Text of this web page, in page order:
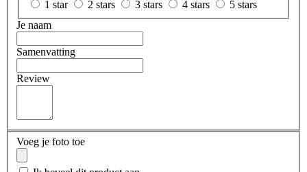
1 star
2 stars 3 stars 4 stars
5 stars
Je naam
Samenvatting
Review
Voeg je foto toe